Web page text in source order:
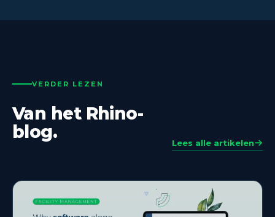
VERDER LEZEN
Van het Rhino-
blog.
Lees alle artikelen